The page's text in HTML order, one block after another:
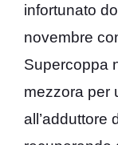
infortunato
novembre
Supercoppa
mezzora per
all’adduttore